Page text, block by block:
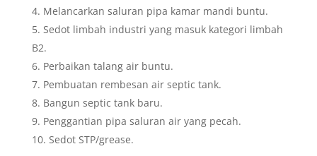
Melancarkan saluran pipa kamar mandi buntu.
Sedot limbah industri yang masuk kategori limbah
B2.
Perbaikan talang air buntu.
Pembuatan rembesan air septic tank.
Bangun septic tank baru.
Penggantian pipa saluran air yang pecah.
Sedot STP/grease.